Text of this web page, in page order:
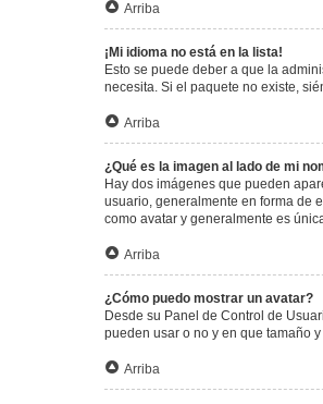
Arriba
¡Mi idioma no está en la lista!
Esto se puede deber a que la
necesita. Si el paquete no existe,
Arriba
¿Qué es la imagen al lado de mi
Hay dos imágenes que pueden
usuario, generalmente en forma de
como avatar y generalmente es
Arriba
¿Cómo puedo mostrar un avatar?
Desde su Panel de Control de
pueden usar o no y en que tamaño
Arriba